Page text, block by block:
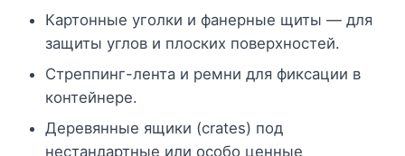
Картонные уголки и фанерные щиты — для
защиты углов и плоских поверхностей.
Стреппинг-лента и ремни для фиксации в
контейнере.
Деревянные ящики (crates) под
нестандартные или особо ценные